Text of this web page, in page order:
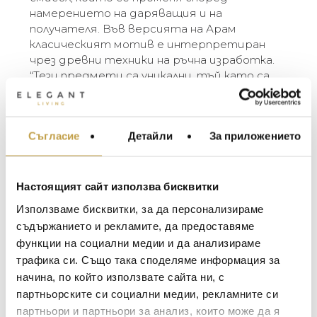
Съгласие Детайли За приложението
Настоящият сайт използва бисквитки
Използваме бисквитки, за да персонализираме
съдържанието и рекламите, да предоставяме
функции на социални медии и да анализираме
трафика си. Също така споделяме информация за
начина, по който използвате сайта ни, с
партньорските си социални медии, рекламните си
партньори и партньори за анализ, които може да я
намерението на даряващия и на
получателя. Във версията на Арам
класическият мотив е интерпретиран
чрез древни техники на ръчна изработка.
“Тези предмети са уникални, тъй като са
ръчно ковани и изрязани. Всеки един има
индивидуалност, точно както нашите
от човек на човек, от момент на момент.
Представям си, че докато използваме
носталгични спомени за любовта.” –
The Heart Collection is built around the simple
but universal symbol of love, hope, friendship
and caring. The shape of the heart creates
instant responses in us all and carries a world of
meaning that changes according to the intent
of both the giver and the recipient. In Aram’s
МЕБЕЛИ ЗА ДОМА И
ЗА МАСАТА
ТЕКСТИЛ ЗА ДОМА
АРОМАТИ ЗА ДОМА
ИЗКУСТВО И КНИГИ
BACCARAT
TOM DIXON
MICHAEL ARAM
ASSOULINE